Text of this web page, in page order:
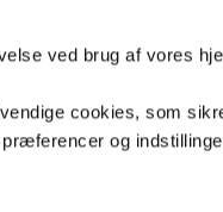
ved brug af vores
cookies, som
og